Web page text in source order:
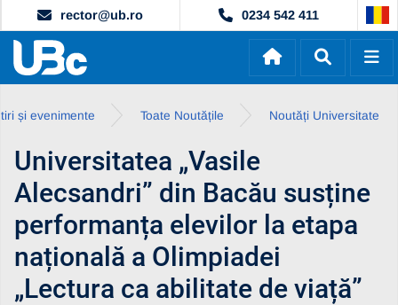
rector@ub.ro 0234 542 411
și evenimente Toate Noutățile Noutăți Universitate
Universitatea „Vasile
Alecsandri” din Bacău susține
performanța elevilor la etapa
națională a Olimpiadei
„Lectura ca abilitate de viață”